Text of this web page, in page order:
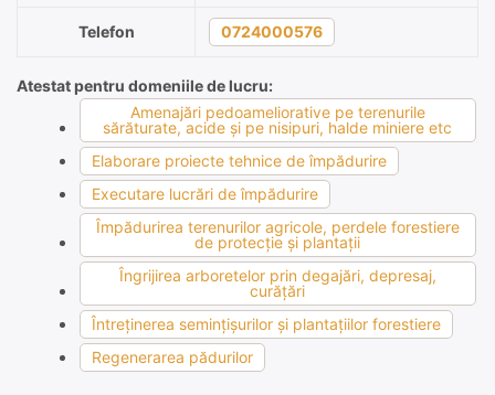
Telefon 0724000576
Atestat pentru domeniile de lucru:
Amenajări pedoameliorative pe terenurile
sărăturate, acide şi pe nisipuri, halde miniere etc
Elaborare proiecte tehnice de împădurire
Executare lucrări de împădurire
Împădurirea terenurilor agricole, perdele forestiere
de protecţie şi plantaţii
Îngrijirea arboretelor prin degajări, depresaj,
curăţări
Întreţinerea seminţişurilor şi plantaţiilor forestiere
Regenerarea pădurilor